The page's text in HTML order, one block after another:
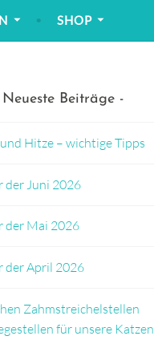
SHOP
Neueste Beiträge
Hitze – wichtige Tipps
der Juni 2026
der Mai 2026
der April 2026
Zahmstreichelstellen
für unsere Katzen